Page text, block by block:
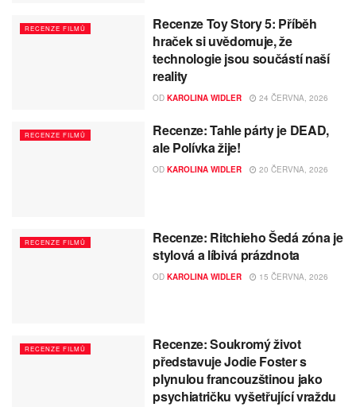
RECENZE FILMŮ
Recenze Toy Story 5: Příběh
hraček si uvědomuje, že
technologie jsou součástí naší
reality
OD KAROLINA WIDLER 24 ČERVNA, 2026
RECENZE FILMŮ
Recenze: Tahle párty je DEAD,
ale Polívka žije!
OD KAROLINA WIDLER 20 ČERVNA, 2026
RECENZE FILMŮ
Recenze: Ritchieho Šedá zóna je
stylová a líbivá prázdnota
OD KAROLINA WIDLER 15 ČERVNA, 2026
RECENZE FILMŮ
Recenze: Soukromý život
představuje Jodie Foster s
plynulou francouzštinou jako
psychiatričku vyšetřující vraždu